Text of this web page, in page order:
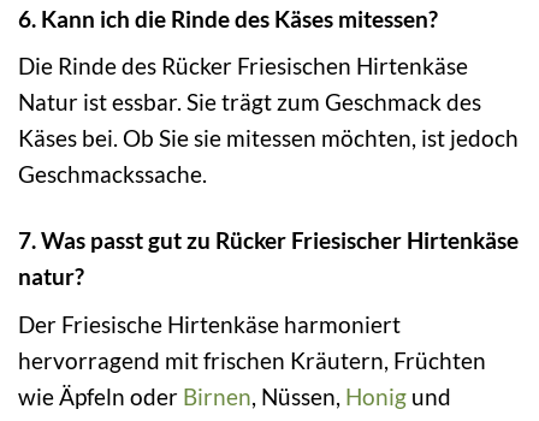
6. Kann ich die Rinde des Käses mitessen?
Die Rinde des Rücker Friesischen Hirtenkäse
Natur ist essbar. Sie trägt zum Geschmack des
Käses bei. Ob Sie sie mitessen möchten, ist jedoch
Geschmackssache.
7. Was passt gut zu Rücker Friesischer Hirtenkäse
natur?
Der Friesische Hirtenkäse harmoniert
hervorragend mit frischen Kräutern, Früchten
wie Äpfeln oder Birnen, Nüssen, Honig und